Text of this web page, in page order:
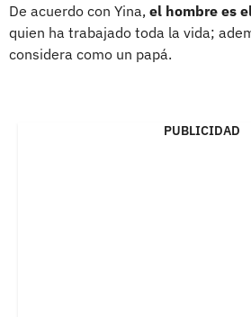
De acuerdo con Yina, el hombre es
quien ha trabajado toda la vida;
considera como un papá.
PUBLICIDAD